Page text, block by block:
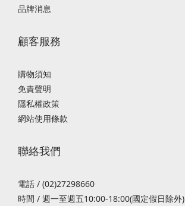
品牌消息
顧客服務
購物須知
免責聲明
隱私權政策
網站使用條款
聯絡我們
電話 / (02)27298660
時間 / 週一至週五10:00-18:00(國定假日除外)